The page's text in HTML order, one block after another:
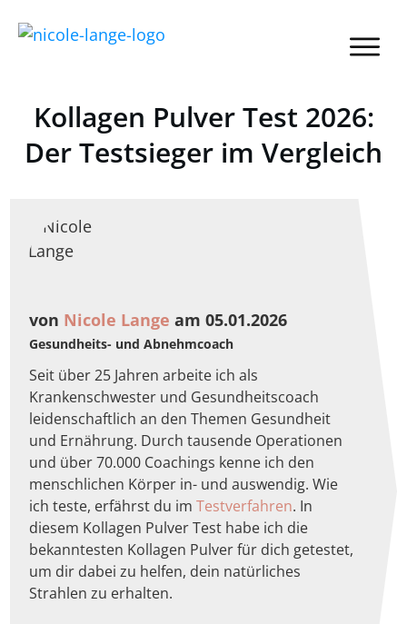
Kollagen Pulver Test 2026:
Der Testsieger im Vergleich
von Nicole Lange am 05.01.2026
Gesundheits- und Abnehmcoach
Seit über 25 Jahren arbeite ich als
Krankenschwester und Gesundheitscoach
leidenschaftlich an den Themen Gesundheit
und Ernährung. Durch tausende Operationen
und über 70.000 Coachings kenne ich den
menschlichen Körper in- und auswendig. Wie
ich teste, erfährst du im Testverfahren. In
diesem Kollagen Pulver Test habe ich die
bekanntesten Kollagen Pulver für dich getestet,
um dir dabei zu helfen, dein natürliches
Strahlen zu erhalten.